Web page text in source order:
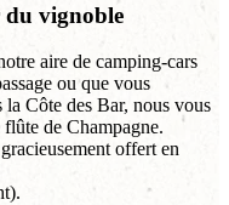
vignoble
aire de camping-cars
ou que vous
Côte des Bar, nous vous
de Champagne.
offert en